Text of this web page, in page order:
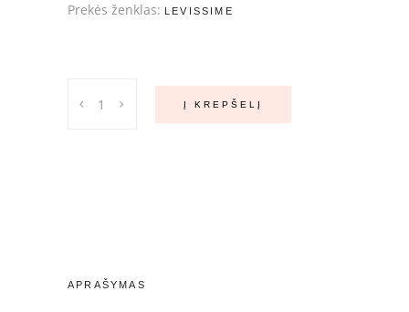
Prekės ženklas: LEVISSIME
COLLAGEN
Į KREPŠELĮ
APRAŠYMAS